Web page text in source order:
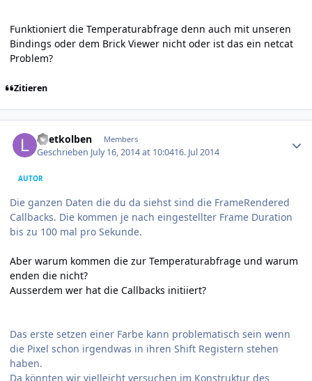
Funktioniert die Temperaturabfrage denn auch mit unseren
Bindings oder dem Brick Viewer nicht oder ist das ein netcat
Problem?
Zitieren
Loetkolben Members
Geschrieben July 16, 2014 at 10:0416. Jul 2014
AUTOR
Die ganzen Daten die du da siehst sind die FrameRendered
Callbacks. Die kommen je nach eingestellter Frame Duration
bis zu 100 mal pro Sekunde.
Aber warum kommen die zur Temperaturabfrage und warum
enden die nicht?
Ausserdem wer hat die Callbacks initiiert?
Das erste setzen einer Farbe kann problematisch sein wenn
die Pixel schon irgendwas in ihren Shift Registern stehen
haben.
Da könnten wir vielleicht versuchen im Konstruktur des